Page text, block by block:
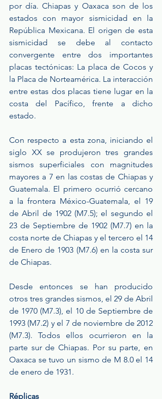
por día. Chiapas y Oaxaca son de los
estados con mayor sismicidad en la
República Mexicana. El origen de esta
sismicidad se debe al contacto
convergente entre dos importantes
placas tectónicas: La placa de Cocos y
la Placa de Norteamérica. La interacción
entre estas dos placas tiene lugar en la
costa del Pacífico, frente a dicho
estado.
Con respecto a esta zona, iniciando el
siglo XX se produjeron tres grandes
sismos superficiales con magnitudes
mayores a 7 en las costas de Chiapas y
Guatemala. El primero ocurrió cercano
a la frontera México-Guatemala, el 19
de Abril de 1902 (M7.5); el segundo el
23 de Septiembre de 1902 (M7.7) en la
costa norte de Chiapas y el tercero el 14
de Enero de 1903 (M7.6) en la costa sur
de Chiapas.
Desde entonces se han producido
otros tres grandes sismos, el 29 de Abril
de 1970 (M7.3), el 10 de Septiembre de
1993 (M7.2) y el 7 de noviembre de 2012
(M7.3). Todos ellos ocurrieron en la
parte sur de Chiapas. Por su parte, en
Oaxaca se tuvo un sismo de M 8.0 el 14
de enero de 1931.
Réplicas